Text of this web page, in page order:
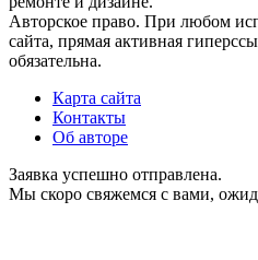
Авторское право. При любом
сайта, прямая активная
обязательна.
Карта сайта
Контакты
Об авторе
Заявка успешно отправлена.
Мы скоро свяжемся с вами,